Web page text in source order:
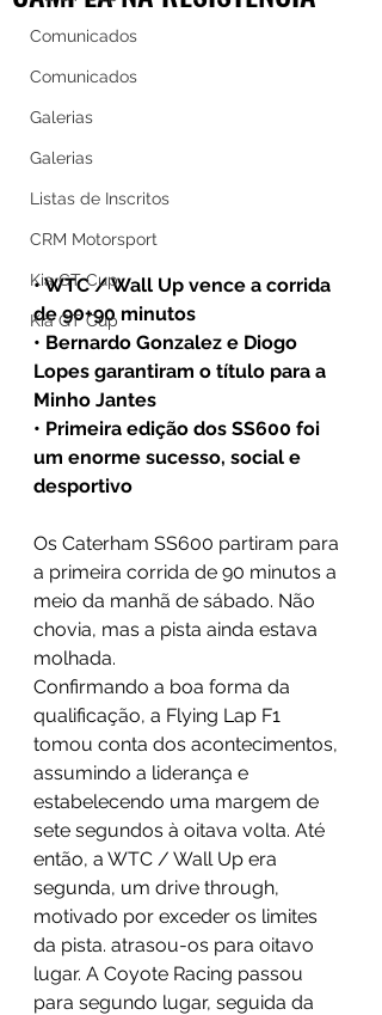
Comunicados
Comunicados
Galerias
Galerias
Listas de Inscritos
CRM Motorsport
Kia GT Cup
Kia GT Cup
• WTC / Wall Up vence a corrida
de 90+90 minutos
• Bernardo Gonzalez e Diogo
Lopes garantiram o título para a
Minho Jantes
• Primeira edição dos SS600 foi
um enorme sucesso, social e
desportivo
Os Caterham SS600 partiram para
a primeira corrida de 90 minutos a
meio da manhã de sábado. Não
chovia, mas a pista ainda estava
molhada.
Confirmando a boa forma da
qualificação, a Flying Lap F1
tomou conta dos acontecimentos,
assumindo a liderança e
estabelecendo uma margem de
sete segundos à oitava volta. Até
então, a WTC / Wall Up era
segunda, um drive through,
motivado por exceder os limites
da pista. atrasou-os para oitavo
lugar. A Coyote Racing passou
para segundo lugar, seguida da